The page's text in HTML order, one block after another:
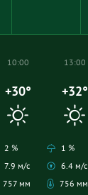
10:00
+30°
2 %
7.9 м/с
757 мм
13:00
+32°
1 %
6.4 м/с
756 мм